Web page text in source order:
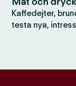
Kaffedejter,
testa nya,